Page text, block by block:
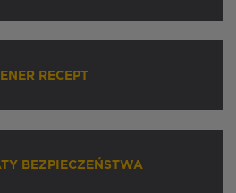
RECEPT
BEZPIECZEŃSTWA